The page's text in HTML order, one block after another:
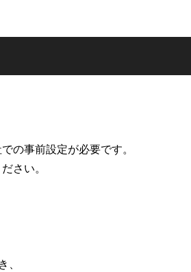
の事前設定が必要です。
さい。
、